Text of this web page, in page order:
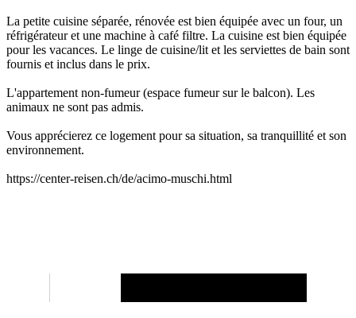
La petite cuisine séparée, rénovée est bien équipée avec un four, un
réfrigérateur et une machine à café filtre. La cuisine est bien équipée
pour les vacances. Le linge de cuisine/lit et les serviettes de bain sont
fournis et inclus dans le prix.
L'appartement non-fumeur (espace fumeur sur le balcon). Les
animaux ne sont pas admis.
Vous apprécierez ce logement pour sa situation, sa tranquillité et son
environnement.
https://center-reisen.ch/de/acimo-muschi.html